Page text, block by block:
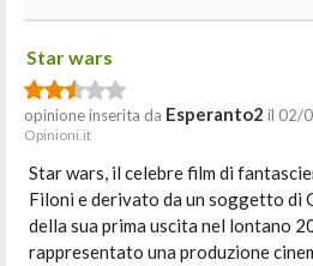
Star wars
opinione inserita da Esperanto2 il 02/
Opinioni.it
Star wars, il celebre film di
Filoni e derivato da un soggetto di
della sua prima uscita nel lontano
rappresentato una produzione